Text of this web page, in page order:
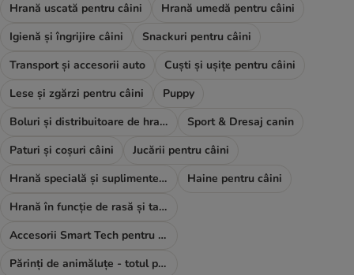
Hrană uscată pentru câini
Hrană umedă pentru câini
Igienă și îngrijire câini
Snackuri pentru câini
Transport și accesorii auto
Cuști și ușițe pentru câini
Lese și zgărzi pentru câini
Puppy
Boluri și distribuitoare de hrană și apă
Sport & Dresaj canin
Paturi și coșuri câini
Jucării pentru câini
Hrană specială și suplimente alimentare
Haine pentru câini
Hrană în funcție de rasă și talie
Accesorii Smart Tech pentru câini
Părinți de animăluțe - totul pentru TINE